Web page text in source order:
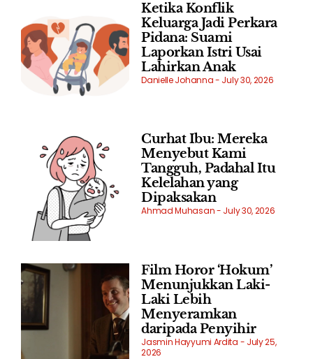
Ketika Konflik
Keluarga Jadi Perkara
Pidana: Suami
Laporkan Istri Usai
Lahirkan Anak
Danielle Johanna July 30, 2026
Curhat Ibu: Mereka
Menyebut Kami
Tangguh, Padahal Itu
Kelelahan yang
Dipaksakan
Ahmad Muhasan July 30, 2026
Film Horor ‘Hokum’
Menunjukkan Laki-
Laki Lebih
Menyeramkan
daripada Penyihir
Jasmin Hayyumi Ardita
July 25,
2026